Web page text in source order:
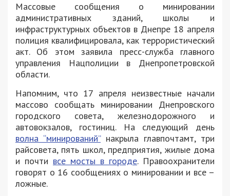
Массовые сообщения о минировании
административных зданий, школы и
инфраструктурных объектов в Днепре 18 апреля
полиция квалифицировала, как террористический
акт. Об этом заявила пресс-служба главного
управления Нацполиции в Днепропетровской
области.
Напомним, что 17 апреля неизвестные начали
массово сообщать минировании Днепровского
городского совета, железнодорожного и
автовокзалов, гостиниц. На следующий день
волна “минирований”накрыла главпочтамт, три
райсовета, пять школ, предприятия, жилые дома
и почти все мосты в городе. Правоохранители
говорят о 16 сообщениях о минировании и все –
ложные.